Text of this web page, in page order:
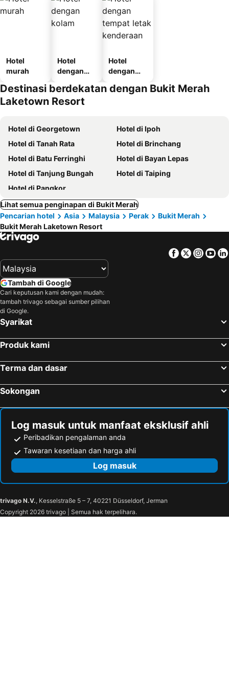
Hotel
murah
Hotel
dengan
Hotel
dengan
letak
Destinasi berdekatan dengan Bukit Merah
Laketown Resort
Hotel di Georgetown
Hotel di Ipoh
Hotel di Tanah Rata
Hotel di Brinchang
Hotel di Batu Ferringhi
Hotel di Bayan Lepas
Hotel di Tanjung Bungah
Hotel di Taiping
Hotel di Pangkor
Lihat semua penginapan di Bukit Merah
Pencarian hotel
Asia Malaysia Perak
Bukit Merah
Bukit Merah Laketown Resort
Facebook
Twitter
Tambah di Google
Cari keputusan kami dengan mudah:
tambah trivago sebagai sumber pilihan
di Google.
Syarikat
Produk kami
Terma dan dasar
Sokongan
Log masuk untuk manfaat eksklusif ahli
Peribadikan pengalaman anda
Tawaran kesetiaan dan harga ahli
Log masuk
trivago N.V., Kesselstraße 5 – 7, 40221 Düsseldorf, Jerman
Copyright 2026 trivago | Semua hak terpelihara.